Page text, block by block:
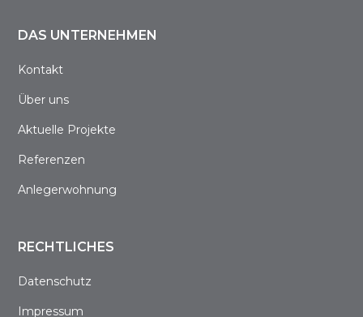
DAS UNTERNEHMEN
Kontakt
Über uns
Aktuelle Projekte
Referenzen
Anlegerwohnung
RECHTLICHES
Datenschutz
Impressum